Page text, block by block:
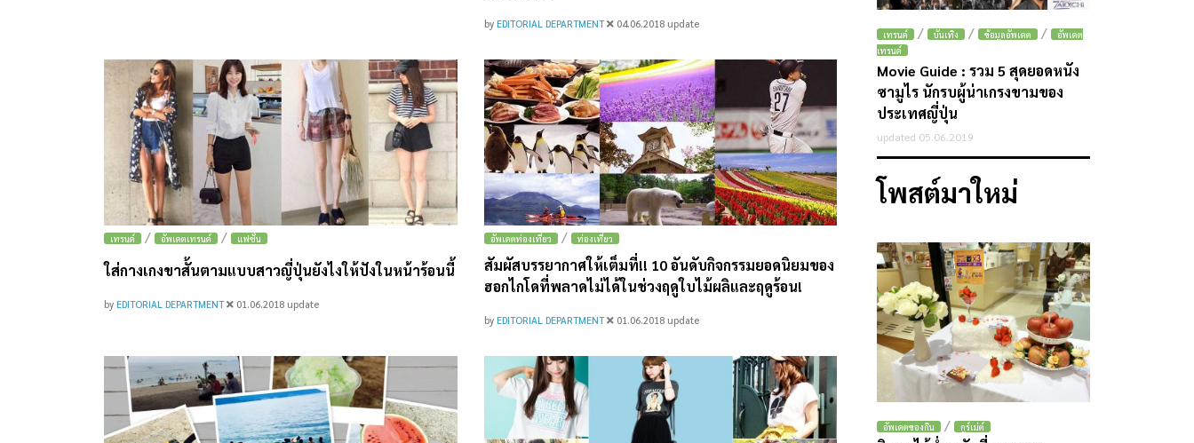
by EDITORIAL DEPARTMENT 04.06.2018 update
เทรนด์ / อัพเดตเทรนด์ / แฟชั่น
ใส่กางเกงขาสั้นตามแบบสาวญี่ปุ่นยังไงให้ปังในหน้าร้อนนี้
by EDITORIAL DEPARTMENT 01.06.2018 update
อัพเดตท่องเที่ยว / ท่องเที่ยว
สัมผัสบรรยากาศให้เต็มที่!! 10 อันดับกิจกรรมยอดนิยมของ
ฮอกไกโดที่พลาดไม่ได้ในช่วงฤดูใบไม้ผลิและฤดูร้อน!
by EDITORIAL DEPARTMENT 01.06.2018 update
เทรนด์ / บันเทิง / ข้อมูลอัพเดต /
อัพเดต
เทรนด์
Movie Guide : รวม 5 สุดยอดหนัง
ซามูไร นักรบผู้น่าเกรงขามของ
ประเทศญี่ปุ่น
updated 05.06.2019
โพสต์มาใหม่
อัพเดตของกิน / กูร์เม่ต์